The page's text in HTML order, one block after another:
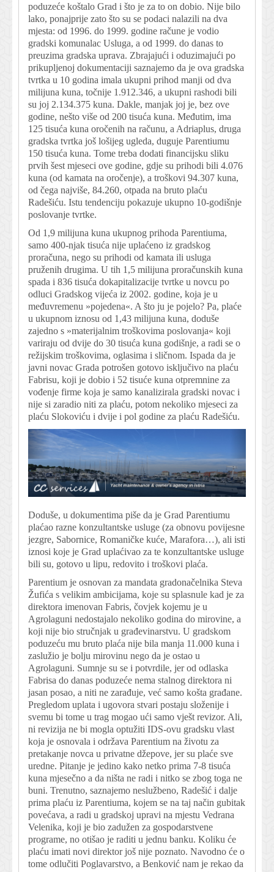
poduzeće koštalo Grad i što je za to on dobio. Nije bilo
lako, ponajprije zato što su se podaci nalazili na dva
mjesta: od 1996. do 1999. godine račune je vodio
gradski komunalac Usluga, a od 1999. do danas to
preuzima gradska uprava. Zbrajajući i oduzimajući po
prikupljenoj dokumentaciji saznajemo da je ova gradska
tvrtka u 10 godina imala ukupni prihod manji od dva
milijuna kuna, točnije 1.912.346, a ukupni rashodi bili
su joj 2.134.375 kuna. Dakle, manjak joj je, bez ove
godine, nešto više od 200 tisuća kuna. Međutim, ima
125 tisuća kuna oročenih na računu, a Adriaplus, druga
gradska tvrtka još lošijeg ugleda, duguje Parentiumu
150 tisuća kuna. Tome treba dodati financijsku sliku
prvih šest mjeseci ove godine, gdje su prihodi bili 4.076
kuna (od kamata na oročenje), a troškovi 94.307 kuna,
od čega najviše, 84.260, otpada na bruto plaću
Radešiću. Istu tendenciju pokazuje ukupno 10-godišnje
poslovanje tvrtke.
Od 1,9 milijuna kuna ukupnog prihoda Parentiuma,
samo 400-njak tisuća nije uplaćeno iz gradskog
proračuna, nego su prihodi od kamata ili usluga
pruženih drugima. U tih 1,5 milijuna proračunskih kuna
spada i 836 tisuća dokapitalizacije tvrtke u novcu po
odluci Gradskog vijeća iz 2002. godine, koja je u
međuvremenu »pojedena«. A što ju je pojelo? Pa, plaće
u ukupnom iznosu od 1,43 milijuna kuna, doduše
zajedno s »materijalnim troškovima poslovanja« koji
variraju od dvije do 30 tisuća kuna godišnje, a radi se o
režijskim troškovima, oglasima i sličnom. Ispada da je
javni novac Grada potrošen gotovo isključivo na plaću
Fabrisu, koji je dobio i 52 tisuće kuna otpremnine za
vođenje firme koja je samo kanalizirala gradski novac i
nije si zaradio niti za plaću, potom nekoliko mjeseci za
plaću Slokoviću i dvije i pol godine za plaću Radešiću.
Doduše, u dokumentima piše da je Grad Parentiumu
plaćao razne konzultantske usluge (za obnovu povijesne
jezgre, Sabornice, Romaničke kuće, Marafora…), ali isti
iznosi koje je Grad uplaćivao za te konzultantske usluge
bili su, gotovo u lipu, redovito i troškovi plaća.
Parentium je osnovan za mandata gradonačelnika Steva
Žufića s velikim ambicijama, koje su splasnule kad je za
direktora imenovan Fabris, čovjek kojemu je u
Agrolaguni nedostajalo nekoliko godina do mirovine, a
koji nije bio stručnjak u građevinarstvu. U gradskom
poduzeću mu bruto plaća nije bila manja 11.000 kuna i
zaslužio je bolju mirovinu nego da je ostao u
Agrolaguni. Sumnje su se i potvrdile, jer od odlaska
Fabrisa do danas poduzeće nema stalnog direktora ni
jasan posao, a niti ne zarađuje, već samo košta građane.
Pregledom uplata i ugovora stvari postaju složenije i
svemu bi tome u trag mogao ući samo vješt revizor. Ali,
ni revizija ne bi mogla optužiti IDS-ovu gradsku vlast
koja je osnovala i održava Parentium na životu za
pretakanje novca u privatne džepove, jer su plaće sve
uredne. Pitanje je jedino kako netko prima 7-8 tisuća
kuna mjesečno a da ništa ne radi i nitko se zbog toga ne
buni. Trenutno, saznajemo neslužbeno, Radešić i dalje
prima plaću iz Parentiuma, kojem se na taj način gubitak
povećava, a radi u gradskoj upravi na mjestu Vedrana
Velenika, koji je bio zadužen za gospodarstvene
programe, no otišao je raditi u jednu banku. Koliku će
plaću imati novi direktor još nije poznato. Navodno će o
tome odlučiti Poglavarstvo, a Benković nam je rekao da